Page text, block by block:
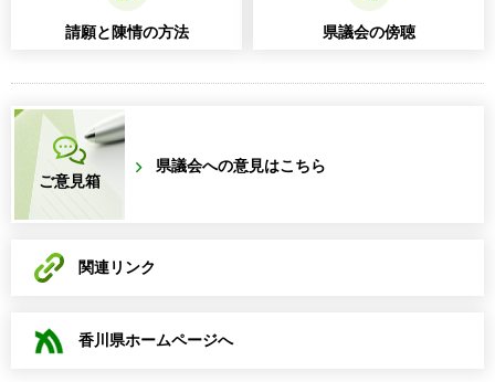
請願と陳情の方法 県議会の傍聴
ご意見箱
県議会への意見はこちら
関連リンク
香川県ホームページへ